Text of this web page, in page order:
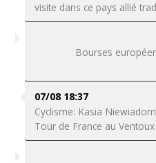
visite dans ce pays allié
Bourses
07/08 18:37
Cyclisme: Kasia
Tour de France au